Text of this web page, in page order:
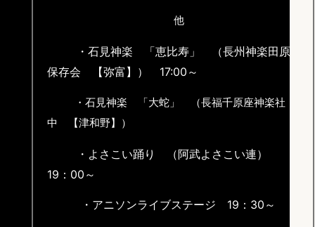
他
・石見神楽 「恵比寿」 （長州神楽田原
保存会 【弥富】） 17:00～
・石見神楽 「大蛇」 （長福千原座神楽社
中 【津和野】）
・よさこい踊り （阿武よさこい連）
19：00～
・アニソンライブステージ 19：30～